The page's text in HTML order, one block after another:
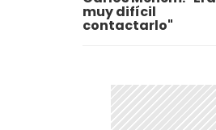
muy difícil
contactarlo"